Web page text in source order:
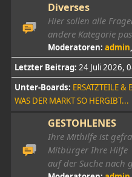
Diverses
Hier sollen alle
andere Kategorie
Moderatoren: admin,
Letzter Beitrag: 24 Juli 2026,
Unter-Boards ERSATZTEILE &
WAS DER MARKT SO HERGIBT...
GESTOHLENES
Ihre Mithilfe ist
Mitbürger Ihre Hilfe
auf der Suche nach